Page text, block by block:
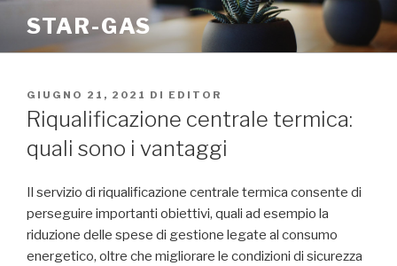
contenuto
STAR-GAS
PUBBLICATO
IL
GIUGNO 21, 2021 DI EDITOR
Riqualificazione centrale termica:
quali sono i vantaggi
Il servizio di riqualificazione centrale termica consente di
perseguire importanti obiettivi, quali ad esempio la
riduzione delle spese di gestione legate al consumo
energetico, oltre che migliorare le condizioni di sicurezza